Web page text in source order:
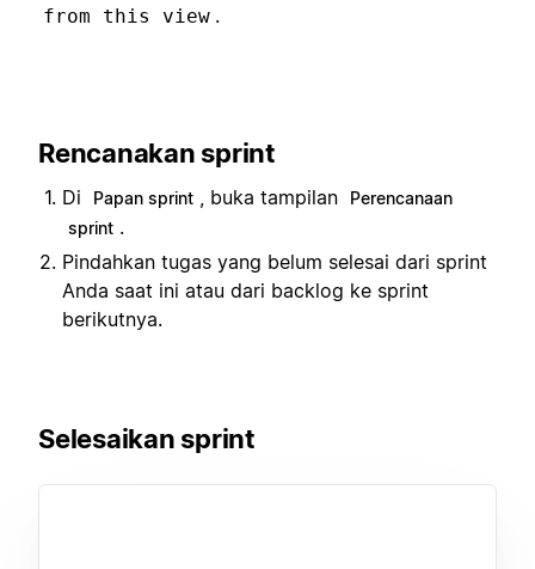
from this view .
Rencanakan sprint
Di Papan sprint , buka tampilan
Perencanaan
sprint .
Pindahkan tugas yang belum selesai dari sprint
Anda saat ini atau dari backlog ke sprint
berikutnya.
Selesaikan sprint